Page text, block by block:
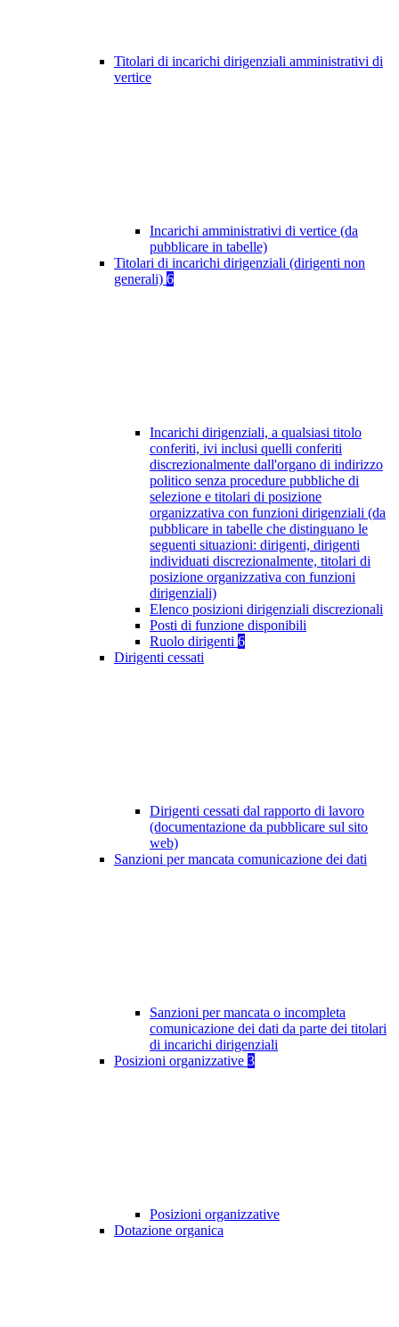
Titolari di incarichi dirigenziali amministrativi di
vertice
Incarichi amministrativi di vertice (da
pubblicare in tabelle)
Titolari di incarichi dirigenziali (dirigenti non
generali) 6
Incarichi dirigenziali, a qualsiasi titolo
conferiti, ivi inclusi quelli conferiti
discrezionalmente dall'organo di indirizzo
politico senza procedure pubbliche di
selezione e titolari di posizione
organizzativa con funzioni dirigenziali (da
pubblicare in tabelle che distinguano le
seguenti situazioni: dirigenti, dirigenti
individuati discrezionalmente, titolari di
posizione organizzativa con funzioni
dirigenziali)
Elenco posizioni dirigenziali discrezionali
Posti di funzione disponibili
Ruolo dirigenti 6
Dirigenti cessati
Dirigenti cessati dal rapporto di lavoro
(documentazione da pubblicare sul sito
web)
Sanzioni per mancata comunicazione dei dati
Sanzioni per mancata o incompleta
comunicazione dei dati da parte dei titolari
di incarichi dirigenziali
Posizioni organizzative 3
Posizioni organizzative
Dotazione organica